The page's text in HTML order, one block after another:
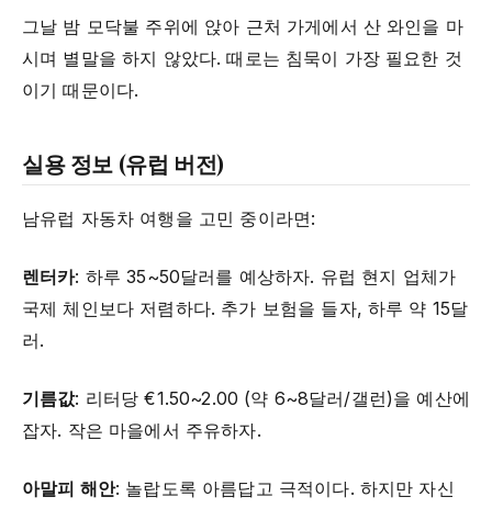
그날 밤 모닥불 주위에 앉아 근처 가게에서 산 와인을 마
시며 별말을 하지 않았다. 때로는 침묵이 가장 필요한 것
이기 때문이다.
실용 정보 (유럽 버전)
남유럽 자동차 여행을 고민 중이라면:
렌터카: 하루 35~50달러를 예상하자. 유럽 현지 업체가
국제 체인보다 저렴하다. 추가 보험을 들자, 하루 약 15달
러.
기름값: 리터당 €1.50~2.00 (약 6~8달러/갤런)을 예산에
잡자. 작은 마을에서 주유하자.
아말피 해안: 놀랍도록 아름답고 극적이다. 하지만 자신